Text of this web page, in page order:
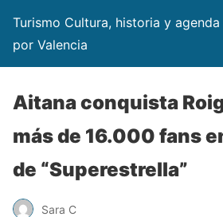
Turismo Cultura, historia y
por Valencia
Aitana conquista
más de 16.000 fans
de “Superestrella”
Sara C